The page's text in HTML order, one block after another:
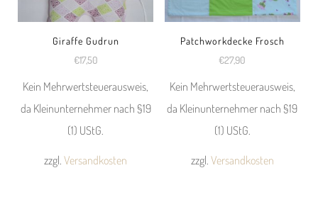
Giraffe Gudrun
€17,50
Kein Mehrwertsteuerausweis,
da Kleinunternehmer nach §19
(1) UStG.
zzgl.Versandkosten
Patchworkdecke Frosch
€27,90
Kein Mehrwertsteuerausweis,
da Kleinunternehmer nach §19
(1) UStG.
zzgl.Versandkosten